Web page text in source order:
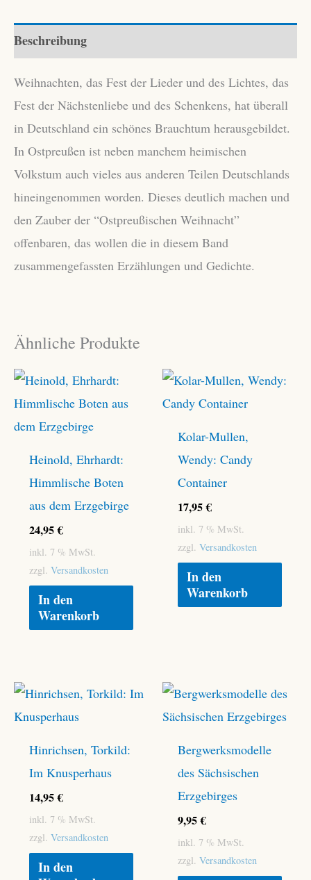
Beschreibung
Weihnachten, das Fest der Lieder und des Lichtes, das
Fest der Nächstenliebe und des Schenkens, hat überall
in Deutschland ein schönes Brauchtum herausgebildet.
In Ostpreußen ist neben manchem heimischen
Volkstum auch vieles aus anderen Teilen Deutschlands
hineingenommen worden. Dieses deutlich machen und
den Zauber der “Ostpreußischen Weihnacht”
offenbaren, das wollen die in diesem Band
zusammengefassten Erzählungen und Gedichte.
Ähnliche Produkte
Heinold, Ehrhardt:
Himmlische Boten
aus dem Erzgebirge
24,95€
inkl. 7 % MwSt.
zzgl. Versandkosten
In den
Warenkorb
Kolar-Mullen,
Wendy: Candy
Container
17,95€
inkl. 7 % MwSt.
zzgl. Versandkosten
In den
Warenkorb
Hinrichsen, Torkild:
Im Knusperhaus
14,95€
inkl. 7 % MwSt.
zzgl. Versandkosten
In den
Bergwerksmodelle
des Sächsischen
Erzgebirges
9,95€
inkl. 7 % MwSt.
zzgl. Versandkosten